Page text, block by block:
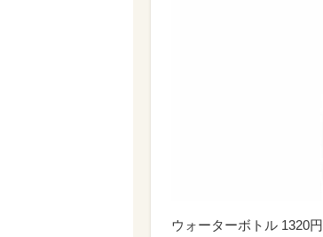
ウォーターボトル 1320円